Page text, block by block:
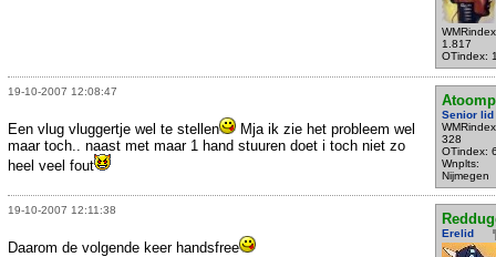
1.817
OTindex:
19-10-2007 12:08:47
Atoomp
Senior lid
328
OTindex:
Wnplts:
Nijmegen
Een vlug vluggertje wel te stellen
Mja ik zie het probleem wel
maar toch.. naast met maar 1 hand stuuren doet i toch niet zo
heel veel fout
19-10-2007 12:11:38
Erelid
Daarom de volgende keer handsfree